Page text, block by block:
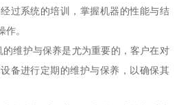
过系统的培训，掌握机器的性能与结
。
维护与保养是尤为重要的，客户在对
备进行定期的维护与保养，以确保其